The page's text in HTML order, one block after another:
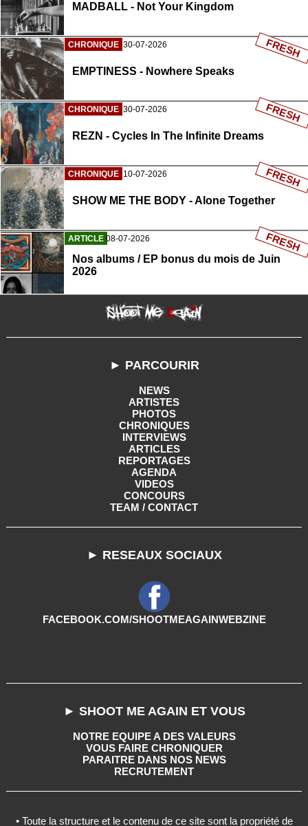
MADBALL - Not Your Kingdom
CHRONIQUE 30-07-2026
EMPTINESS - Nowhere Speaks
FRESH
CHRONIQUE 30-07-2026
REZN - Cycles In The Infinite Dreams
FRESH
CHRONIQUE 10-07-2026
SHOW ME THE BODY - Alone Together
FRESH
ARTICLE 08-07-2026
Nos albums / EP bonus du mois de Juin
2026
FRESH
► PARCOURIR
NEWS
ARTISTES
PHOTOS
CHRONIQUES
INTERVIEWS
ARTICLES
REPORTAGES
AGENDA
VIDEOS
CONCOURS
TEAM / CONTACT
► RESEAUX SOCIAUX
FACEBOOK.COM/SHOOTMEAGAINWEBZINE
► SHOOT ME AGAIN ET VOUS
NOTRE EQUIPE A DES VALEURS
VOUS FAIRE CHRONIQUER
PARAITRE DANS NOS NEWS
RECRUTEMENT
• Toute la structure et le contenu de ce site sont la propriété de